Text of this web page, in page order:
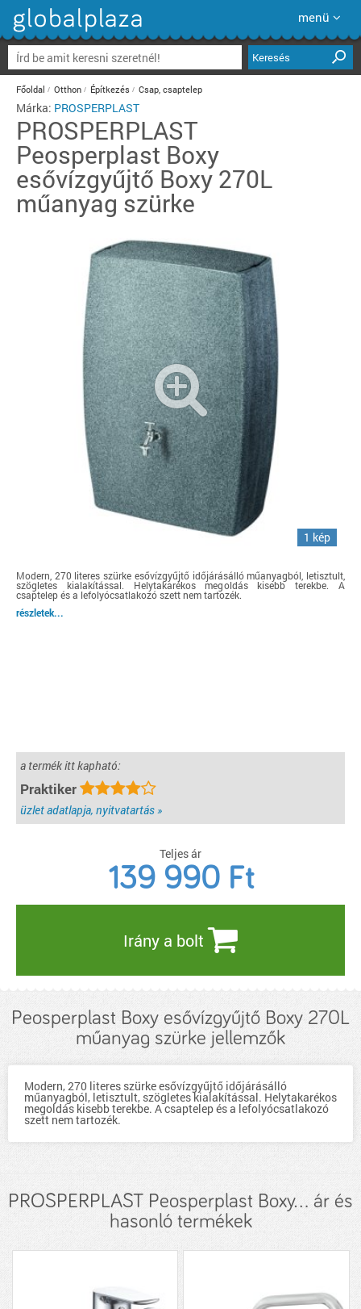
menü
Keresés
Főoldal Otthon Építkezés Csap, csaptelep
Márka: PROSPERPLAST
PROSPERPLAST
Peosperplast Boxy
esővízgyűjtő Boxy 270L
műanyag szürke
1 kép
Modern, 270 literes szürke esővízgyűjtő időjárásálló műanyagból, letisztult,
szögletes kialakítással. Helytakarékos megoldás kisebb terekbe. A
csaptelep és a lefolyócsatlakozó szett nem tartozék.
részletek...
a termék itt kapható:
Praktiker
üzlet adatlapja, nyitvatartás »
Teljes ár
139 990 Ft
Irány a bolt
Peosperplast Boxy esővízgyűjtő Boxy 270L
műanyag szürke jellemzők
Modern, 270 literes szürke esővízgyűjtő időjárásálló
műanyagból, letisztult, szögletes kialakítással. Helytakarékos
megoldás kisebb terekbe. A csaptelep és a lefolyócsatlakozó
szett nem tartozék.
PROSPERPLAST Peosperplast Boxy... ár és
hasonló termékek